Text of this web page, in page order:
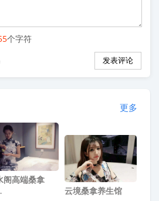
个字符
更多
阁高端桑拿
云境桑拿养生馆